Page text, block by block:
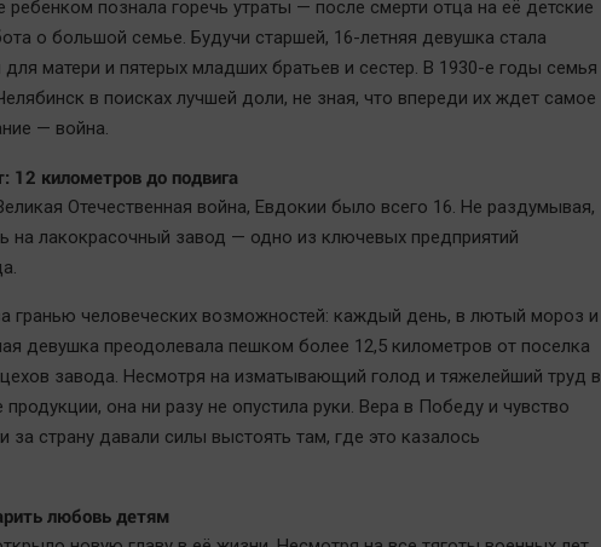
ребенком познала горечь утраты — после смерти отца на её детские
о большой семье. Будучи старшей, 16-летняя девушка стала
для матери и пятерых младших братьев и сестер. В 1930-е годы семья
в поисках лучшей доли, не зная, что впереди их ждет самое
— война.
12 километров до подвига
Отечественная война, Евдокии было всего 16. Не раздумывая,
на лакокрасочный завод — одно из ключевых предприятий
гранью человеческих возможностей: каждый день, в лютый мороз и
девушка преодолевала пешком более 12,5 километров от поселка
завода. Несмотря на изматывающий голод и тяжелейший труд в
продукции, она ни разу не опустила руки. Вера в Победу и чувство
за страну давали силы выстоять там, где это казалось
любовь детям